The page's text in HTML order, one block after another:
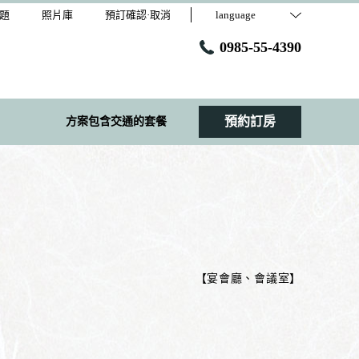
照片庫 預訂確認·取消 language
0985-55-4390
方案包含交通的套餐 預約訂房
【宴會廳、會議室】